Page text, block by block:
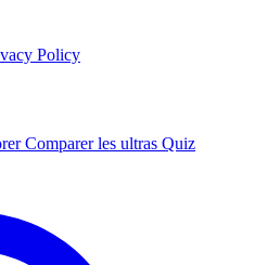
Policy
Comparer les ultras Quiz